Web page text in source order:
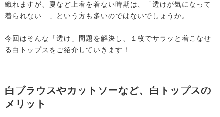
織れますが、夏など上着を着ない時期は、「透けが気になって
着られない…」という方も多いのではないでしょうか。
今回はそんな「透け」問題を解決し、１枚でサラッと着こなせ
る白トップスをご紹介していきます！
白ブラウスやカットソーなど、白トップスの
メリット